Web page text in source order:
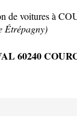
de voitures à
Étrépagny)
60240